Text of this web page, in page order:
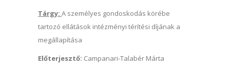
Tárgy: A személyes gondoskodás körébe
tartozó ellátások intézményi térítési díjának a
megállapítása
Előterjesztő: Campanari-Talabér Márta